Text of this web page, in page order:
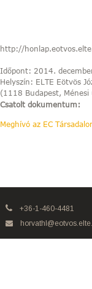
http://
Időpont: 2014.
Helyszín: ELTE Eötvös
(1118 Budapest,
Csatolt dokumentum:
Meghívó az EC
+36-1-460-4481